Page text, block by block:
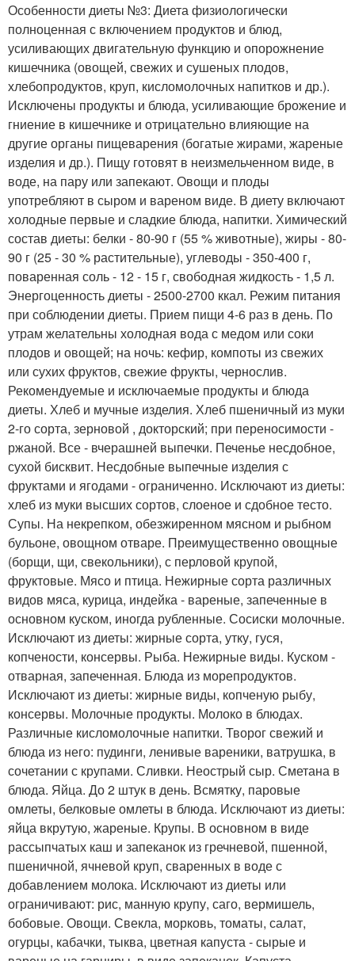
Особенности диеты №3: Диета физиологически
полноценная с включением продуктов и блюд,
усиливающих двигательную функцию и опорожнение
кишечника (овощей, свежих и сушеных плодов,
хлебопродуктов, круп, кисломолочных напитков и др.).
Исключены продукты и блюда, усиливающие брожение и
гниение в кишечнике и отрицательно влияющие на
другие органы пищеварения (богатые жирами, жареные
изделия и др.). Пищу готовят в неизмельченном виде, в
воде, на пару или запекают. Овощи и плоды
употребляют в сыром и вареном виде. В диету включают
холодные первые и сладкие блюда, напитки. Химический
состав диеты: белки - 80-90 г (55 % животные), жиры - 80-
90 г (25 - 30 % растительные), углеводы - 350-400 г,
поваренная соль - 12 - 15 г, свободная жидкость - 1,5 л.
Энергоценность диеты - 2500-2700 ккал. Режим питания
при соблюдении диеты. Прием пищи 4-6 раз в день. По
утрам желательны холодная вода с медом или соки
плодов и овощей; на ночь: кефир, компоты из свежих
или сухих фруктов, свежие фрукты, чернослив.
Рекомендуемые и исключаемые продукты и блюда
диеты. Хлеб и мучные изделия. Хлеб пшеничный из муки
2-го сорта, зерновой , докторский; при переносимости -
ржаной. Все - вчерашней выпечки. Печенье несдобное,
сухой бисквит. Несдобные выпечные изделия с
фруктами и ягодами - ограниченно. Исключают из диеты:
хлеб из муки высших сортов, слоеное и сдобное тесто.
Супы. На некрепком, обезжиренном мясном и рыбном
бульоне, овощном отваре. Преимущественно овощные
(борщи, щи, свекольники), с перловой крупой,
фруктовые. Мясо и птица. Нежирные сорта различных
видов мяса, курица, индейка - вареные, запеченные в
основном куском, иногда рубленные. Сосиски молочные.
Исключают из диеты: жирные сорта, утку, гуся,
копчености, консервы. Рыба. Нежирные виды. Куском -
отварная, запеченная. Блюда из морепродуктов.
Исключают из диеты: жирные виды, копченую рыбу,
консервы. Молочные продукты. Молоко в блюдах.
Различные кисломолочные напитки. Творог свежий и
блюда из него: пудинги, ленивые вареники, ватрушка, в
сочетании с крупами. Сливки. Неострый сыр. Сметана в
блюда. Яйца. До 2 штук в день. Всмятку, паровые
омлеты, белковые омлеты в блюда. Исключают из диеты:
яйца вкрутую, жареные. Крупы. В основном в виде
рассыпчатых каш и запеканок из гречневой, пшенной,
пшеничной, ячневой круп, сваренных в воде с
добавлением молока. Исключают из диеты или
ограничивают: рис, манную крупу, саго, вермишель,
бобовые. Овощи. Свекла, морковь, томаты, салат,
огурцы, кабачки, тыква, цветная капуста - сырые и